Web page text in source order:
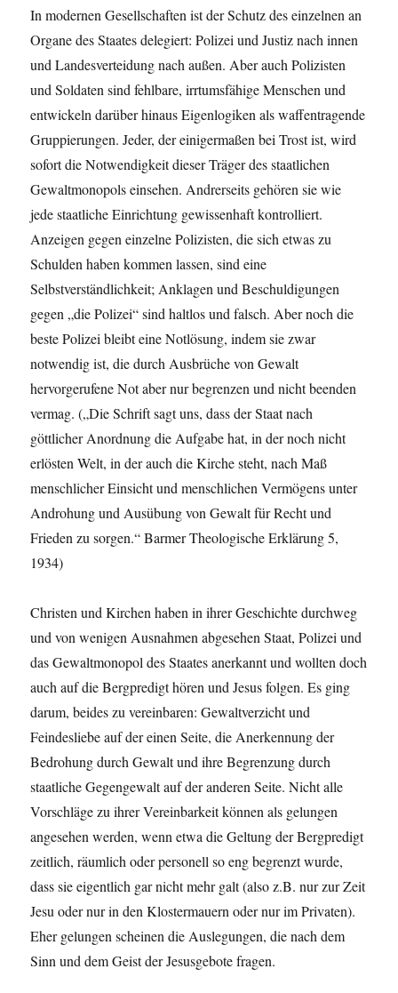
In modernen Gesellschaften ist der Schutz des einzelnen an
Organe des Staates delegiert: Polizei und Justiz nach innen
und Landesverteidung nach außen. Aber auch Polizisten
und Soldaten sind fehlbare, irrtumsfähige Menschen und
entwickeln darüber hinaus Eigenlogiken als waffentragende
Gruppierungen. Jeder, der einigermaßen bei Trost ist, wird
sofort die Notwendigkeit dieser Träger des staatlichen
Gewaltmonopols einsehen. Andrerseits gehören sie wie
jede staatliche Einrichtung gewissenhaft kontrolliert.
Anzeigen gegen einzelne Polizisten, die sich etwas zu
Schulden haben kommen lassen, sind eine
Selbstverständlichkeit; Anklagen und Beschuldigungen
gegen „die Polizei“ sind haltlos und falsch. Aber noch die
beste Polizei bleibt eine Notlösung, indem sie zwar
notwendig ist, die durch Ausbrüche von Gewalt
hervorgerufene Not aber nur begrenzen und nicht beenden
vermag. („Die Schrift sagt uns, dass der Staat nach
göttlicher Anordnung die Aufgabe hat, in der noch nicht
erlösten Welt, in der auch die Kirche steht, nach Maß
menschlicher Einsicht und menschlichen Vermögens unter
Androhung und Ausübung von Gewalt für Recht und
Frieden zu sorgen.“ Barmer Theologische Erklärung 5,
1934)
Christen und Kirchen haben in ihrer Geschichte durchweg
und von wenigen Ausnahmen abgesehen Staat, Polizei und
das Gewaltmonopol des Staates anerkannt und wollten doch
auch auf die Bergpredigt hören und Jesus folgen. Es ging
darum, beides zu vereinbaren: Gewaltverzicht und
Feindesliebe auf der einen Seite, die Anerkennung der
Bedrohung durch Gewalt und ihre Begrenzung durch
staatliche Gegengewalt auf der anderen Seite. Nicht alle
Vorschläge zu ihrer Vereinbarkeit können als gelungen
angesehen werden, wenn etwa die Geltung der Bergpredigt
zeitlich, räumlich oder personell so eng begrenzt wurde,
dass sie eigentlich gar nicht mehr galt (also z.B. nur zur Zeit
Jesu oder nur in den Klostermauern oder nur im Privaten).
Eher gelungen scheinen die Auslegungen, die nach dem
Sinn und dem Geist der Jesusgebote fragen.